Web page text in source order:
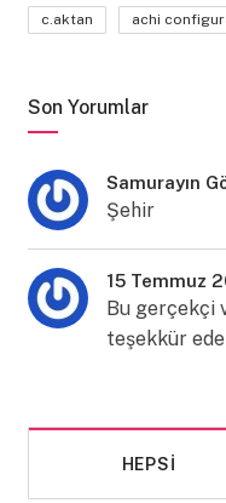
c.aktan achi
Son Yorumlar
Samurayın
Şehir
15 Temmuz
Bu gerçekçi
teşekkür
HEPSI